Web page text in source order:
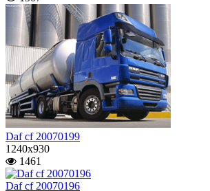
Daf cf 20070199
1240x930
1461
Daf cf 20070196